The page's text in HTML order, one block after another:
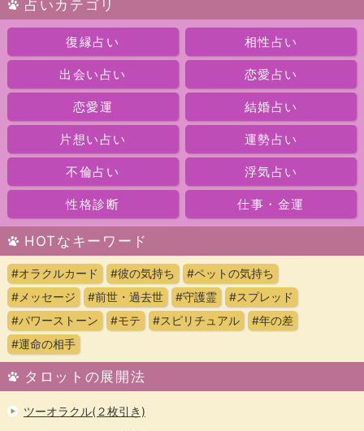
占いカテゴリ
復縁占い 相性占い
出会い占い 恋愛占い
恋愛運 結婚占い
片想い占い 運勢占い
不倫占い 浮気占い
性格診断 仕事・金運
HOTなキーワード
#オラクルカード #彼の気持ち
#ペットの気持ち
#メッセージ
#前世・過去世 #守護霊
#スプレッド
#パワーストーン
#モテ #スピリチュアル
#年の差
#運命の相手
タロットの展開法
ツーオラクル(２枚引き)